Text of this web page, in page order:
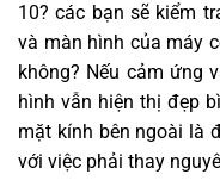
10? các bạn sẽ kiểm
và màn hình của máy
không? Nếu cảm ứng
hình vẫn hiện thị đẹp
mặt kính bên ngoài là
với việc phải thay